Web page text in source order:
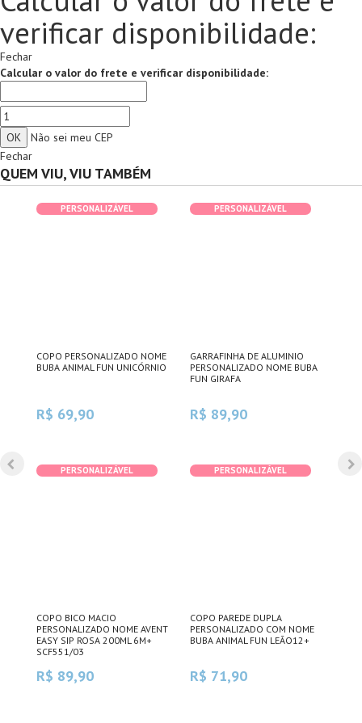
verificar disponibilidade:
Fechar
Calcular o valor do frete e verificar disponibilidade:
Não sei meu CEP
Fechar
QUEM VIU, VIU TAMBÉM
PERSONALIZÁVEL
COPO PERSONALIZADO NOME
BUBA ANIMAL FUN UNICÓRNIO
R$ 69,90
PERSONALIZÁVEL
COPO BICO MACIO
PERSONALIZADO NOME AVENT
EASY SIP ROSA 200ML 6M+
SCF551/03
R$ 89,90
PERSONALIZÁVEL
GARRAFINHA DE ALUMINIO
PERSONALIZADO NOME BUBA
FUN GIRAFA
R$ 89,90
PERSONALIZÁVEL
COPO PAREDE DUPLA
PERSONALIZADO COM NOME
BUBA ANIMAL FUN LEÃO12+
R$ 71,90